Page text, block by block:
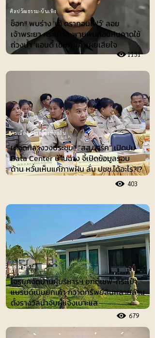
ศิลปวัฒธรรม-บันเทิง
ช็อก!! พบร่าง 'เต้ ดรากอนไฟว์' ลอย
เจ้าพระยา กระเป๋าสะพายพบก้อนหินคาดใช้
ถ่วงน้ำ 'แอนดี้ เข็มพิมุก' เผยเสียใจ
1131
เดือดกลางวงประชุม!! “สส.ปาร์ค” เปิดปม
Data Center บ้านฉาง จี้เปิดข้อมูลรอบ
ด้าน หวั่นเห็นแค่ภาพฝัน ลั่น ปชช.ได้อะไร?!?
403
การเมือง-การเมืองท้องถิ่น
โจรบุกงัดบ้านผู้บริหารฯ ยกตู้เซฟ-กระเป๋า
แบรนด์เนมยกเค้า กวาดทรัพย์สินหลายล้าน
ตั้งรางวัลนำจับผู้แจ้งเบาะแส
679
อาชญากรรม